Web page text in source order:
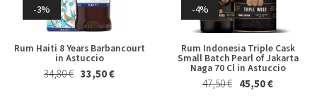
-4%
Marsala Superiore Riserva
Semisecco Oltre 4 Anni Florio
19,80 € 19,00 €
-2%
Albero Piatto di Cioccolato al
Latte Majani 250 Gr
24,50 € 24,00 €
-3%
Rum Haiti 8 Years Barbancourt
in Astuccio
34,80 € 33,50 €
-4%
Rum Indonesia Triple Cask
Small Batch Pearl of Jakarta
Naga 70 Cl in Astuccio
47,50 € 45,50 €